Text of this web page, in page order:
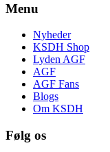
Menu
Nyheder
KSDH Shop
Lyden AGF
AGF
AGF Fans
Blogs
Om KSDH
Følg os